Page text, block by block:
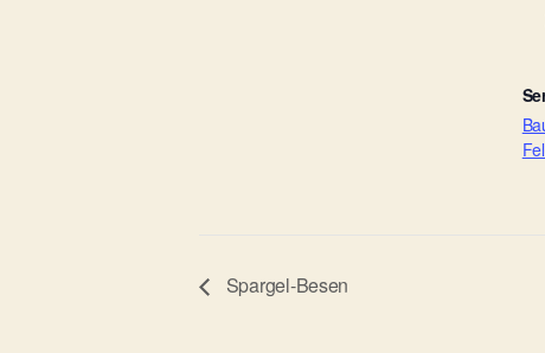
Spargel-Besen